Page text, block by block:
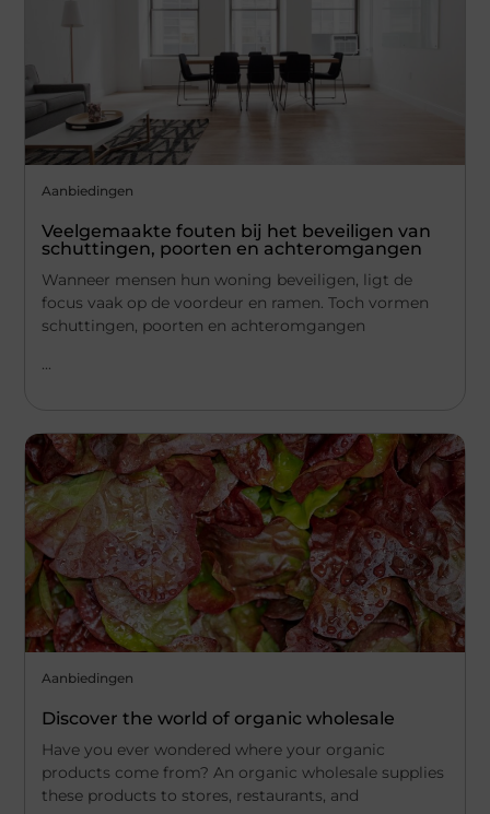
Aanbiedingen
Veelgemaakte fouten bij het beveiligen van
schuttingen, poorten en achteromgangen
Wanneer mensen hun woning beveiligen, ligt de
focus vaak op de voordeur en ramen. Toch vormen
schuttingen, poorten en achteromgangen
...
Aanbiedingen
Discover the world of organic wholesale
Have you ever wondered where your organic
products come from? An organic wholesale supplies
these products to stores, restaurants, and